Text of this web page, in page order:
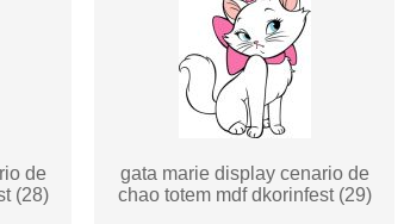
de
(28)
gata marie display cenario de
chao totem mdf dkorinfest (29)